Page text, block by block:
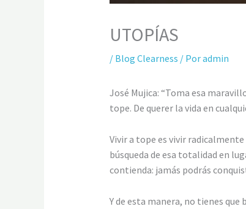
UTOPÍAS
/ Blog Clearness / Poradmin
José Mujica: “Toma esa
tope. De querer la vida en
Vivir a tope es vivir
búsqueda de esa totalidad en
contienda: jamás podrás
Y de esta manera, no tienes